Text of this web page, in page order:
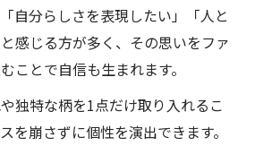
デで意識したいシルエットのポ
る大人向け夏コーデの基準
個性的コーデで夏の魅力をアッ
自分らしさを表現したい」「人と
感じる方が多く、その思いをファ
ことで自信も生まれます。
独特な柄を1点だけ取り入れるこ
を崩さずに個性を演出できます。